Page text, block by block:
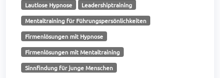
Lautlose Hypnose Leadershiptraining
Mentaltraining für Führungspersönlichkeiten
Firmenlösungen mit Hypnose
Firmenlösungen mit Mentaltraining
Sinnfindung für junge Menschen